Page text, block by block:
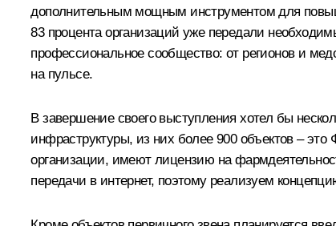
дополнительным мощным инструментом для
83 процента организаций уже передали
профессиональное сообщество: от регионов и
на пульсе.
В завершение своего выступления хотел бы
инфраструктуры, из них более 900 объектов –
организации, имеют лицензию на
передачи в интернет, поэтому реализуем